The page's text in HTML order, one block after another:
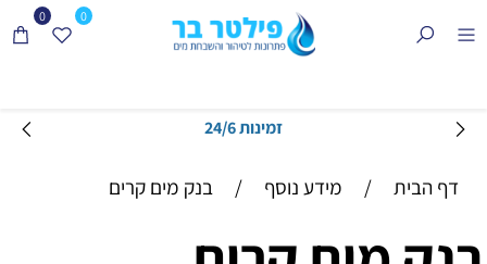
זמינות 24/6
0 0
דף הבית / מידע נוסף / בנק מים קרים